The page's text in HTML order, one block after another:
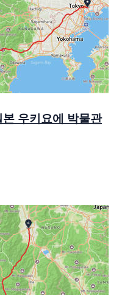
우키요에 박물관